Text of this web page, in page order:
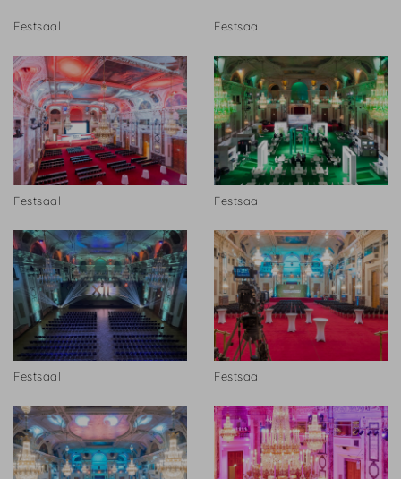
Festsaal Festsaal
Festsaal Festsaal
Festsaal Festsaal